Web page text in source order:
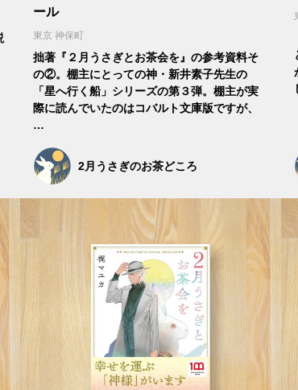
ール
東京 神保町
拙著『２月うさぎとお茶会を』の参考資料そ
の②。棚主にとっての神・新井素子先生の
「星へ行く船」シリーズの第３弾。棚主が実
際に読んでいたのはコバルト文庫版ですが、
…
2月うさぎのお茶どころ